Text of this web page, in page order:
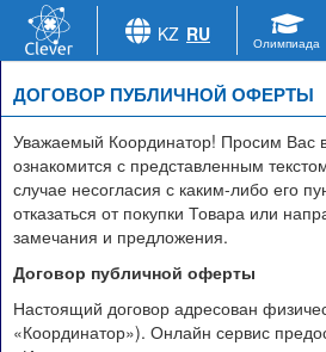
ДОГОВОР ПУБЛИЧНОЙ ОФЕРТЫ
Уважаемый Координатор! Просим Вас
ознакомится с представленным
случае несогласия с каким-либо его
отказаться от покупки Товара или
замечания и предложения.
Договор публичной оферты
Настоящий договор адресован
«Координатор»). Онлайн сервис
KZ RU